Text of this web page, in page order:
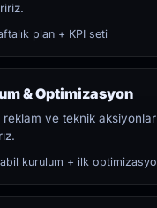
plan + KPI seti
& Optimizasyon
reklam ve teknik
kurulum + ilk